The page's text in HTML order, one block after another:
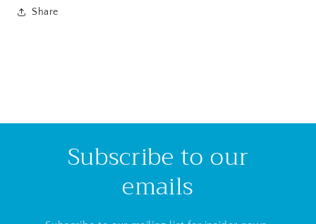
Share
Subscribe to our
emails